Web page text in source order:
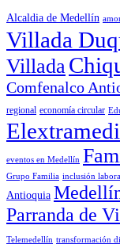
Alcaldia de Medellín
Villada
Villada
Comfenalco
regional economía circular
eventos en Medellín
Grupo Familia inclusión
Antioquia
Parranda de
Telemedellín transformación